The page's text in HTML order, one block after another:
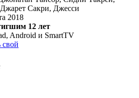
Сакри, Джесси
2018
12 лет
Android и SmartTV
свой